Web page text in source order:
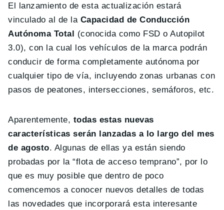
El lanzamiento de esta actualización estará
vinculado al de la Capacidad de Conducción
Autónoma Total (conocida como FSD o Autopilot
3.0), con la cual los vehículos de la marca podrán
conducir de forma completamente autónoma por
cualquier tipo de vía, incluyendo zonas urbanas con
pasos de peatones, intersecciones, semáforos, etc.
Aparentemente, todas estas nuevas
características serán lanzadas a lo largo del mes
de agosto. Algunas de ellas ya están siendo
probadas por la “flota de acceso temprano”, por lo
que es muy posible que dentro de poco
comencemos a conocer nuevos detalles de todas
las novedades que incorporará esta interesante